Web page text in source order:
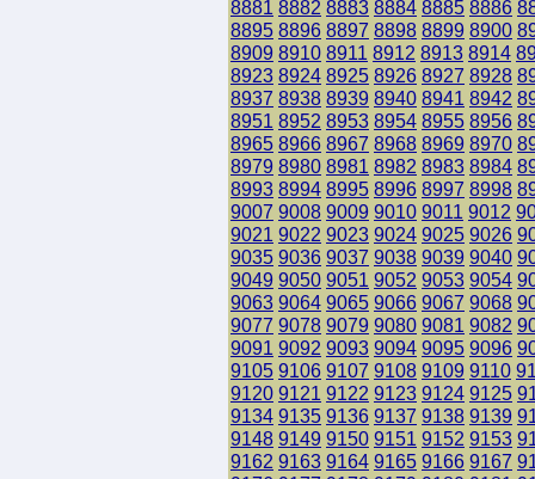
8881 8882 8883 8884 8885 8886
8895 8896 8897 8898 8899 8900
8909 8910 8911 8912 8913 8914
8923 8924 8925 8926 8927 8928
8937 8938 8939 8940 8941 8942
8951 8952 8953 8954 8955 8956
8965 8966 8967 8968 8969 8970
8979 8980 8981 8982 8983 8984
8993 8994 8995 8996 8997 8998
9007 9008 9009 9010 9011 9012
9021 9022 9023 9024 9025 9026
9035 9036 9037 9038 9039 9040
9049 9050 9051 9052 9053 9054
9063 9064 9065 9066 9067 9068
9077 9078 9079 9080 9081 9082
9091 9092 9093 9094 9095 9096
9105 9106 9107 9108 9109 9110
9120 9121 9122 9123 9124 9125
9134 9135 9136 9137 9138 9139
9148 9149 9150 9151 9152 9153
9162 9163 9164 9165 9166 9167